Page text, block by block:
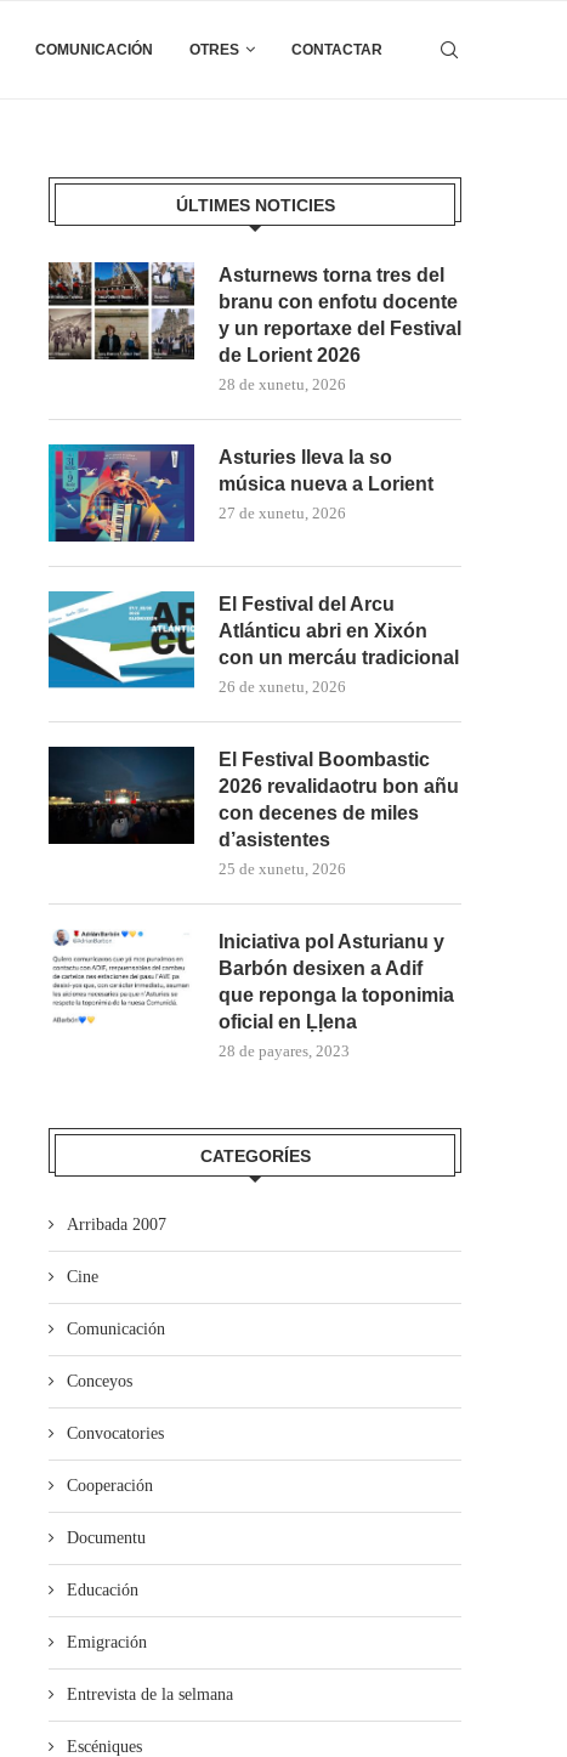
COMUNICACIÓN OTRES CONTACTAR
El Grupu de Teatro San Félix de
Valdesoto...
Los estudiantes de Primaria
averase al Teatru...
ÚLTIMES NOTICIES
Asturnews torna tres del
branu con enfotu docente
y un reportaxe del Festival
de Lorient 2026
28 de xunetu, 2026
Asturies lleva la so
música nueva a Lorient
27 de xunetu, 2026
El Festival del Arcu
Atlánticu abri en Xixón
con un mercáu tradicional
26 de xunetu, 2026
El Festival Boombastic
2026 revalidaotru bon añu
con decenes de miles
d’asistentes
25 de xunetu, 2026
Iniciativa pol Asturianu y
Barbón desixen a Adif
que reponga la toponimia
oficial en Ḷḷena
28 de payares, 2023
CATEGORÍES
Arribada 2007
Cine
Comunicación
Conceyos
Convocatories
Cooperación
Documentu
Educación
Emigración
Entrevista de la selmana
Escéniques